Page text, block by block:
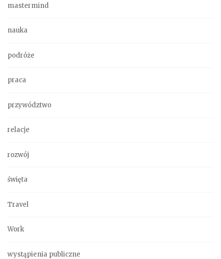
mastermind
nauka
podróże
praca
przywództwo
relacje
rozwój
święta
Travel
Work
wystąpienia publiczne